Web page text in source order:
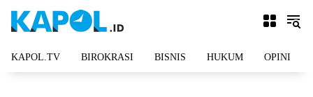
KAPOL.TV BIROKRASI BISNIS HUKUM OPINI